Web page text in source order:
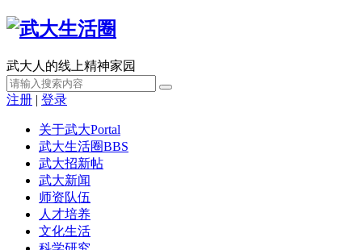
武大人的线上精神家园
注册 | 登录
关于武大Portal
武大生活圈BBS
武大招新帖
武大新闻
师资队伍
人才培养
文化生活